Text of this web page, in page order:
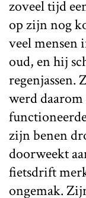
zoveel tijd
op zijn nog
veel mensen
oud, en hij
regenjassen.
werd daarom
zijn benen
doorweekt
fietsdrift
ongemak.